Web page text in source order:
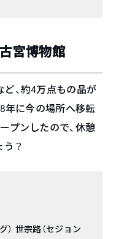
宮博物館
、約4万点もの品が
年に今の場所へ移転
プンしたので、休憩
？
） 世宗路（セジョン